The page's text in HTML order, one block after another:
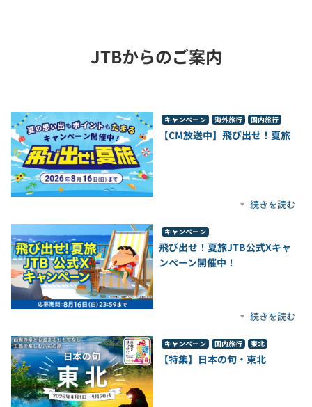
JTBからのご案内
キャンペーン 海外旅行 国内旅行
【CM放送中】飛び出せ！夏旅
続きを読む
キャンペーン
飛び出せ！夏旅JTB公式Xキャ
ンペーン開催中！
続きを読む
キャンペーン 国内旅行 東北
【特集】日本の旬・東北